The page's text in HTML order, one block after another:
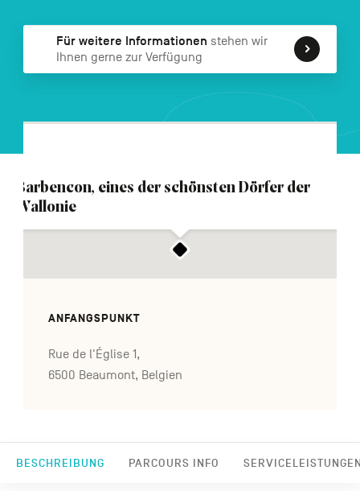
Für weitere Informationen stehen wir
Ihnen gerne zur Verfügung
BESCHREIBUNG PARCOURS INFO
Barbencon, eines der schönsten Dörfer der
Wallonie
ANFANGSPUNKT
Rue de l'Église 1,
6500 Beaumont, Belgien